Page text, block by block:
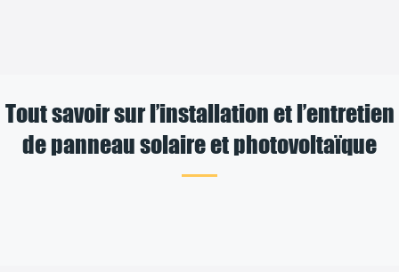
Tout savoir sur l’installation et l’entretien
de panneau solaire et photovoltaïque